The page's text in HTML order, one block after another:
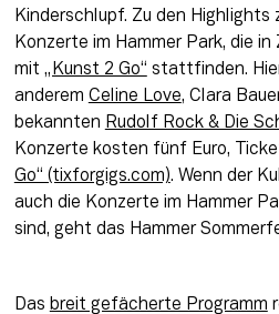
Kinderschlupf. Zu den Highlights
Konzerte im Hammer Park, die
mit „Kunst 2 Go“ stattfinden.
anderem Celine Love, Clara
bekannten Rudolf Rock & Die
Konzerte kosten fünf Euro,
Go“ (tixforgigs.com). Wenn der
auch die Konzerte im Hammer
sind, geht das Hammer
Das breit gefächerte Programm